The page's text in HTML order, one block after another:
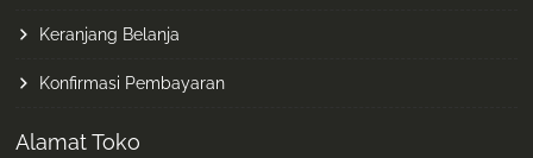
Keranjang Belanja
Konfirmasi Pembayaran
Alamat Toko